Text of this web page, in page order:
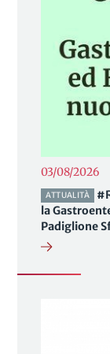
03/08/2026
ATTUALITÀ
la
Padiglione